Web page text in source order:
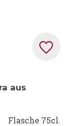
aus
Flasche 75cl.